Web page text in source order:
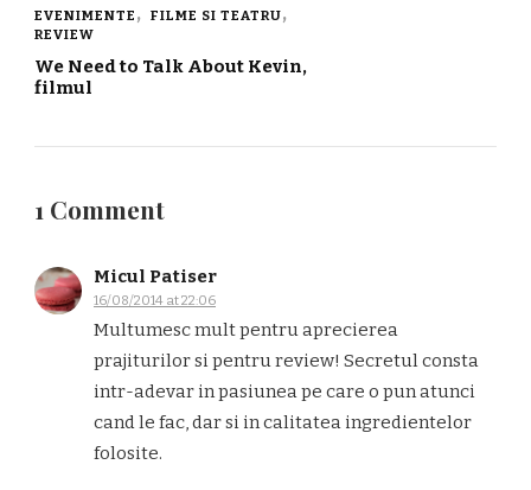
EVENIMENTE
FILME SI TEATRU
REVIEW
We Need to Talk About Kevin,
filmul
1 Comment
Micul Patiser
16/08/2014 at 22:06
Multumesc mult pentru aprecierea
prajiturilor si pentru review! Secretul consta
intr-adevar in pasiunea pe care o pun atunci
cand le fac, dar si in calitatea ingredientelor
folosite.